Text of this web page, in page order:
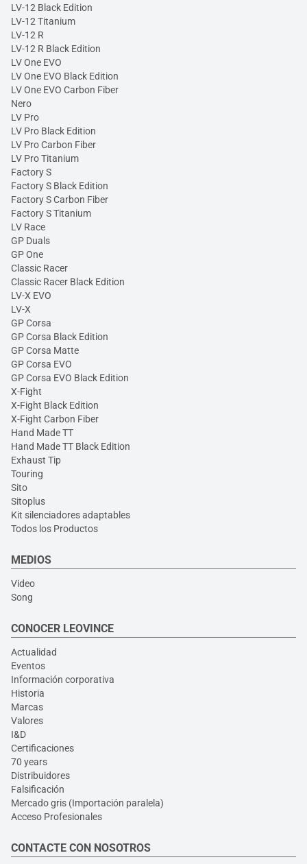
LV-12 Black Edition
LV-12 Titanium
LV-12 R
LV-12 R Black Edition
LV One EVO
LV One EVO Black Edition
LV One EVO Carbon Fiber
Nero
LV Pro
LV Pro Black Edition
LV Pro Carbon Fiber
LV Pro Titanium
Factory S
Factory S Black Edition
Factory S Carbon Fiber
Factory S Titanium
LV Race
GP Duals
GP One
Classic Racer
Classic Racer Black Edition
LV-X EVO
LV-X
GP Corsa
GP Corsa Black Edition
GP Corsa Matte
GP Corsa EVO
GP Corsa EVO Black Edition
X-Fight
X-Fight Black Edition
X-Fight Carbon Fiber
Hand Made TT
Hand Made TT Black Edition
Exhaust Tip
Touring
Sito
Sitoplus
Kit silenciadores adaptables
Todos los Productos
MEDIOS
Video
Song
CONOCER LEOVINCE
Actualidad
Eventos
Información corporativa
Historia
Marcas
Valores
I&D
Certificaciones
70 years
Distribuidores
Falsificación
Mercado gris (Importación paralela)
Acceso Profesionales
CONTACTE CON NOSOTROS